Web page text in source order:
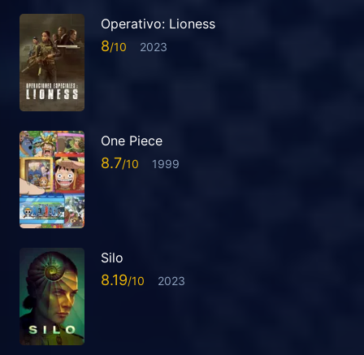
Operativo: Lioness
8 2023
One Piece
8.7 1999
Silo
8.19 2023